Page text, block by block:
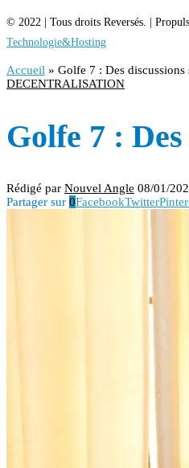
© 2022 | Tous droits Reversés. |
Technologie&Hosting
Accueil » Golfe 7 : Des discussions
DECENTRALISATION
Golfe 7 :
Rédigé par Nouvel Angle 08/01/
Partager sur 0FacebookTwitter